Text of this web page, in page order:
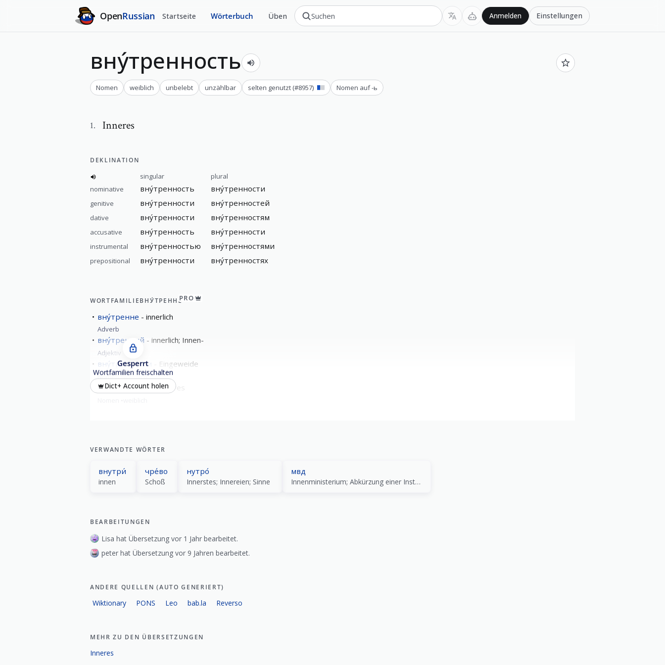
OpenRussian Startseite Wörterbuch Üben Anmelden Einstellungen
вну́тренность
Nomen weiblich unbelebt unzählbar selten genutzt (#8957) Nomen auf -ь
1. Inneres
DEKLINATION
singular
plural
nominative
вну́тренность вну́тренности
genitive вну́тренности вну́тренностей
dative вну́тренности вну́тренностям
accusative вну́тренность вну́тренности
instrumental вну́тренностью вну́тренностями
prepositional вну́тренности вну́тренностях
WORTFAMILIEВНУ́ТРЕННЕPRO
вну́тренне innerlich
Adverb
вну́тренний innerlich; Innen-
Adjektiv
вну́тренности Eingeweide
Nomen weiblich
вну́тренность Inneres
Gesperrt
Wortfamilien freischalten
Dict+ Account holen
VERWANDTE WÖRTER
внутри́
innen
чре́во
Schoß
нутро́
Innerstes; Innereien; Sinne
мвд
Innenministerium; Abkürzung einer Institution
BEARBEITUNGEN
Lisa hat Übersetzung vor 1 Jahr bearbeitet.
peter hat Übersetzung vor 9 Jahren bearbeitet.
ANDERE QUELLEN (AUTO GENERIERT)
Wiktionary PONS Leo bab.la Reverso
MEHR ZU DEN ÜBERSETZUNGEN
Inneres